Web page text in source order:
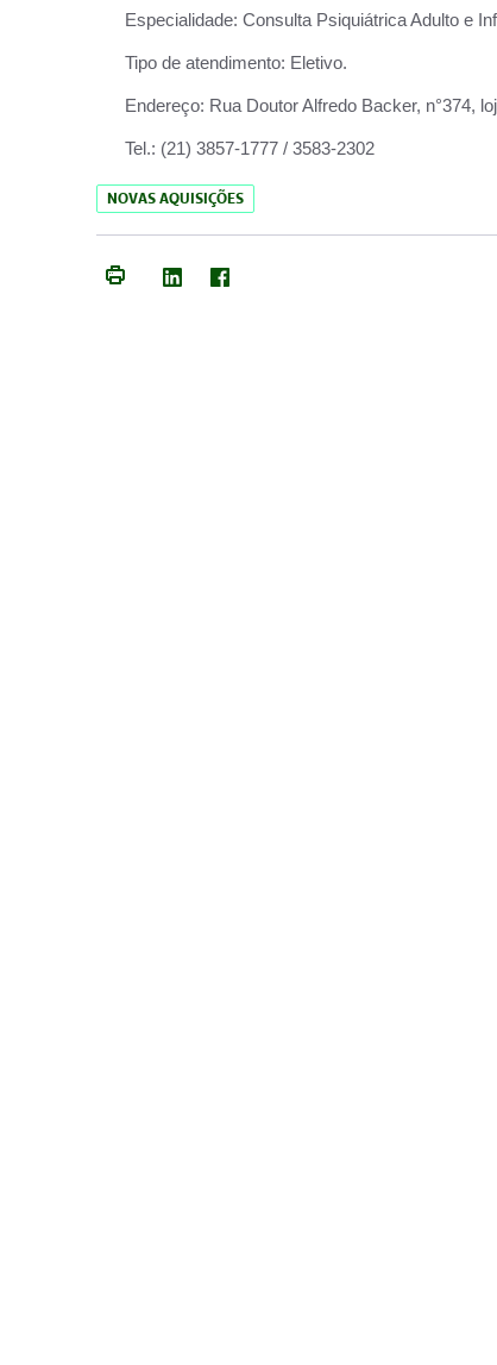
Especialidade: Consulta Psiquiátrica Adulto e
Tipo de atendimento: Eletivo.
Endereço: Rua Doutor Alfredo Backer, n°374,
Tel.: (21) 3857-1777 / 3583-2302
NOVAS AQUISIÇÕES